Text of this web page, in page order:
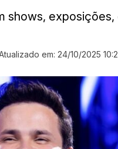
shows,
em: 24/10/2025